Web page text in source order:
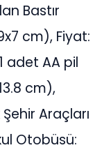
Bastır
cm), Fiyat:
adet AA pil
cm),
Şehir Araçları
Otobüsü: